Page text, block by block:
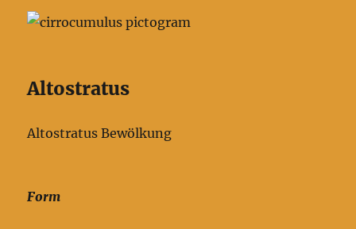
Altostratus
Altostratus Bewölkung
Form